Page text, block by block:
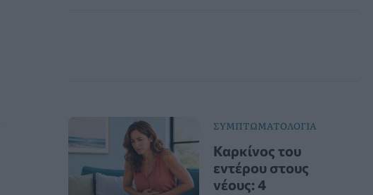
ΣΥΜΠΤΩΜΑΤΟΛΟΓΙΑ
Καρκίνος του
εντέρου στους
νέους: 4